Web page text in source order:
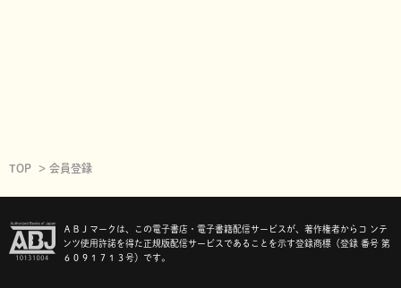
TOP 会員登録
ＡＢＪマークは、この電子書店・電子書籍配信サービスが、著作権者からコ ンテ
ンツ使用許諾を得た正規版配信サービスであることを示す登録商標（登録 番号 第
６０９１７１３号）です。